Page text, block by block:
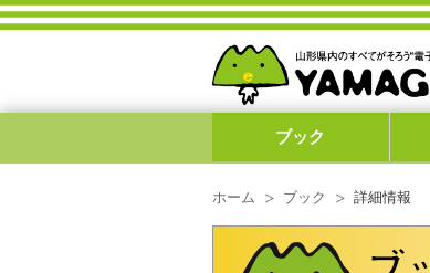
ブック
ホーム ブック 詳細情報